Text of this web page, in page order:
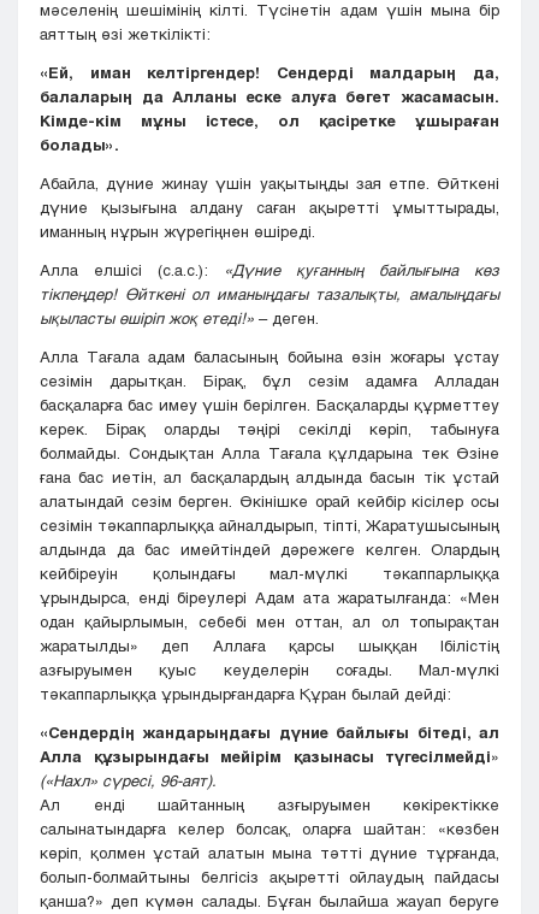
мәселенің шешімінің кілті. Түсінетін адам үшін мына бір
аяттың өзі жеткілікті:
«Ей, иман келтіргендер! Сендерді малдарың да,
балаларың да Алланы еске алуға бөгет жасамасын.
Кімде-кім мұны істесе, ол қасіретке ұшыраған
болады».
Абайла, дүние жинау үшін уақытыңды зая етпе. Өйткені
дүние қызығына алдану саған ақыретті ұмыттырады,
иманның нұрын жүрегіңнен өшіреді.
Алла елшісі (с.а.с.):
«Дүние қуғанның байлығына көз
тікпеңдер! Өйткені ол иманыңдағы тазалықты, амалыңдағы
ықыласты өшіріп жоқ етеді!» – деген.
Алла Тағала адам баласының бойына өзін жоғары ұстау
сезімін дарытқан. Бірақ, бұл сезім адамға Алладан
басқаларға бас имеу үшін берілген. Басқаларды құрметтеу
керек. Бірақ оларды тәңірі секілді көріп, табынуға
болмайды. Сондықтан Алла Тағала құлдарына тек Өзіне
ғана бас иетін, ал басқалардың алдында басын тік ұстай
алатындай сезім берген. Өкінішке орай кейбір кісілер осы
сезімін тәкаппарлыққа айналдырып, тіпті, Жаратушысының
алдында да бас имейтіндей дәрежеге келген. Олардың
кейбіреуін қолындағы мал-мүлкі тәкаппарлыққа
ұрындырса, енді біреулері Адам ата жаратылғанда: «Мен
одан қайырлымын, себебі мен оттан, ал ол топырақтан
жаратылды» деп Аллаға қарсы шыққан Ібілістің
азғыруымен қуыс кеуделерін соғады. Мал-мүлкі
тәкаппарлыққа ұрындырғандарға Құран былай дейді:
«Сендердің жандарыңдағы дүние байлығы бітеді, ал
Алла құзырындағы мейірім қазынасы түгесілмейді»
(«Нахл» сүресі, 96-аят).
Ал енді шайтанның азғыруымен көкіректікке
салынатындарға келер болсақ, оларға шайтан: «көзбен
көріп, қолмен ұстай алатын мына тәтті дүние тұрғанда,
болып-болмайтыны белгісіз ақыретті ойлаудың пайдасы
қанша?» деп күмән салады. Бұған былайша жауап беруге